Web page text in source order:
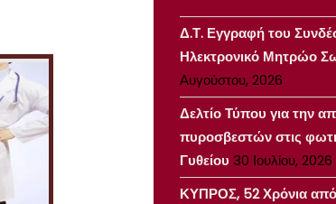
Δ.Τ. Εγγραφή του
Ηλεκτρονικό Μητρώο
Αυγούστου, 2026
Δελτίο Τύπου για την
πυροσβεστών στις
Γυθείου 30 Ιουλίου, 2026
ΚΥΠΡΟΣ, 52 Χρόνια από